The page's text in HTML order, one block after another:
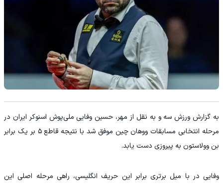
به گزارش ورزش سه و به نقل از مهر، حسین وفایی ملی‌پوش اسنوکر ایران در
مرحله انتخابی مسابقات ووهان چین موفق شد با نتیجه قاطع ۵ بر یک برابر
بن وولاستون به پیروزی دست یابد.
وفایی در با میل برتری برابر این حریف انگلیسی، راهی مرحله اصلی این